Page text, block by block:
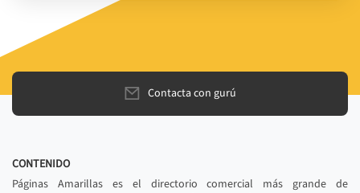
Contacta con gurú
CONTENIDO
Páginas Amarillas es el directorio comercial más grande de